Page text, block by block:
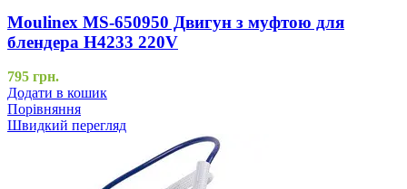
Moulinex MS-650950 Двигун з муфтою для
блендера H4233 220V
795 грн.
Додати в кошик
Порівняння
Швидкий перегляд